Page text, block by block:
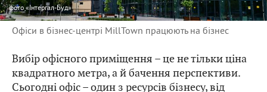
фото«Інтергал-Буд»
Офіси в бізнес-центрі MillTown працюють на бізнес
Вибір офісного приміщення – це не тільки ціна
квадратного метра, а й бачення перспективи.
Сьогодні офіс – один з ресурсів бізнесу, від